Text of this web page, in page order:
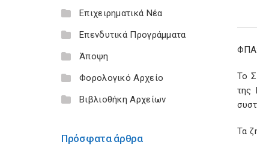
Επιχειρηματικά Νέα
Επενδυτικά Προγράμματα
Άποψη
Φορολογικό Αρχείο
Βιβλιοθήκη Αρχείων
Πρόσφατα άρθρα
ΦΠΑ:
Το
της
Τα